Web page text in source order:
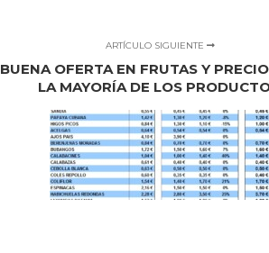
ARTÍCULO SIGUIENTE
BUENA OFERTA EN FRUTAS Y
LA MAYORÍA DE LOS